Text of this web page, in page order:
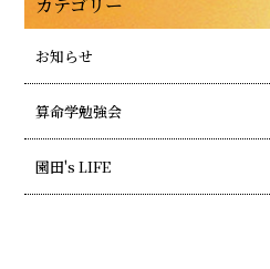
お知らせ
算命学勉強会
園田's LIFE